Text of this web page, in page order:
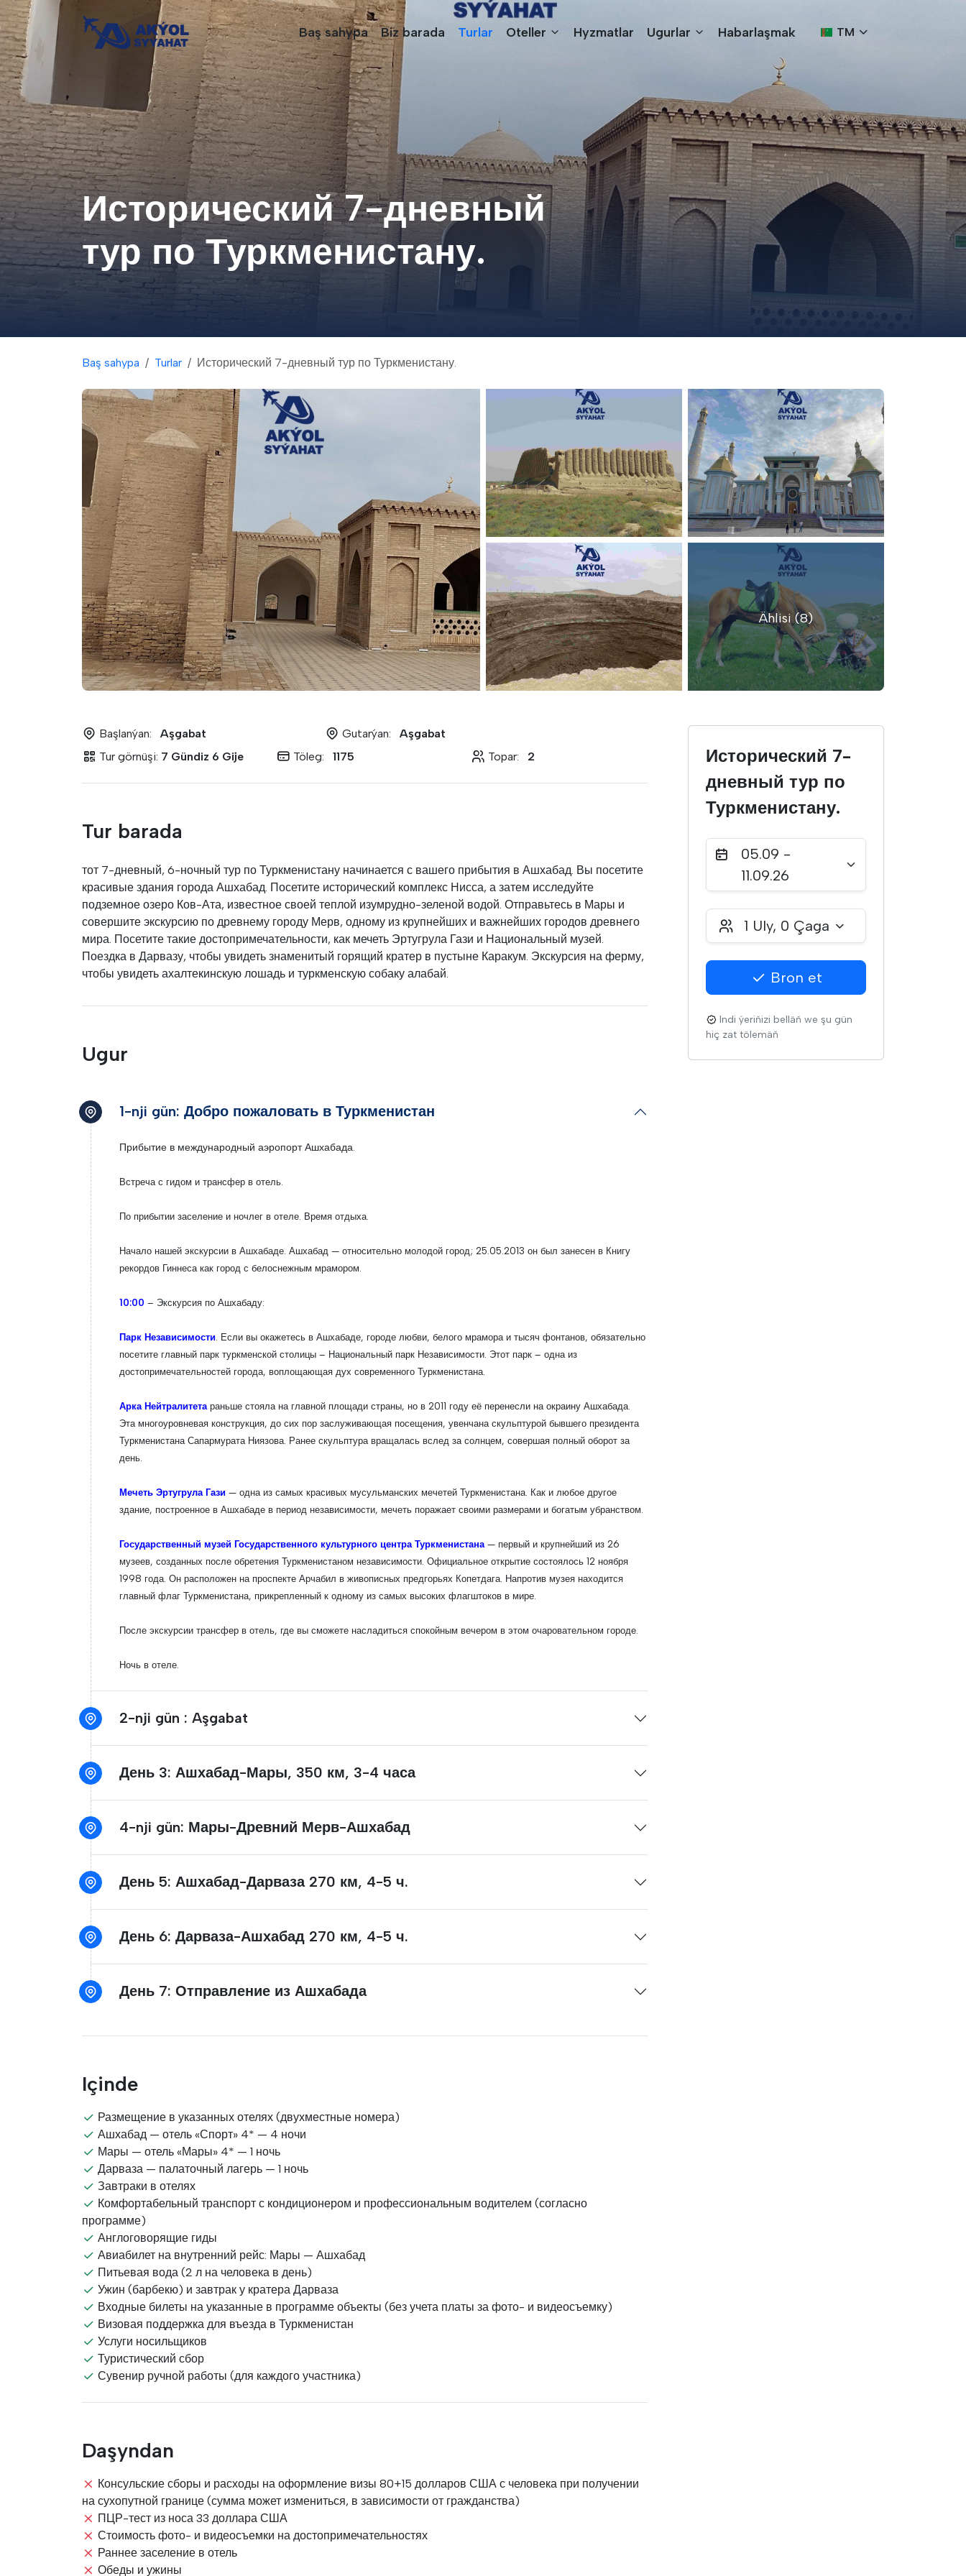
Baş sahypa Biz barada Turlar Oteller Hyzmatlar Ugurlar Habarlaşmak TM
Исторический 7-дневный
тур по Туркменистану.
Baş sahypa Turlar Исторический 7-дневный тур по Туркменистану.
Ählisi (8)
Başlanýan: Aşgabat Gutarýan:
Aşgabat
Tur görnüşi: 7 Gündiz 6 Gije Töleg: 1175 Topar: 2
Tur barada
тот 7-дневный, 6-ночный тур по Туркменистану начинается с вашего прибытия в Ашхабад. Вы посетите
красивые здания города Ашхабад. Посетите исторический комплекс Нисса, а затем исследуйте
подземное озеро Ков-Ата, известное своей теплой изумрудно-зеленой водой. Отправьтесь в Мары и
совершите экскурсию по древнему городу Мерв, одному из крупнейших и важнейших городов древнего
мира. Посетите такие достопримечательности, как мечеть Эртугрула Гази и Национальный музей.
Поездка в Дарвазу, чтобы увидеть знаменитый горящий кратер в пустыне Каракум. Экскурсия на ферму,
чтобы увидеть ахалтекинскую лошадь и туркменскую собаку алабай.
Ugur
1-nji gün: Добро пожаловать в Туркменистан
Прибытие в международный аэропорт Ашхабада.
Встреча с гидом и трансфер в отель.
По прибытии заселение и ночлег в отеле. Время отдыха.
Начало нашей экскурсии в Ашхабаде. Ашхабад — относительно молодой город; 25.05.2013 он был занесен в Книгу
рекордов Гиннеса как город с белоснежным мрамором.
10:00 – Экскурсия по Ашхабаду:
Парк Независимости . Если вы окажетесь в Ашхабаде, городе любви, белого мрамора и тысяч фонтанов, обязательно
посетите главный парк туркменской столицы – Национальный парк Независимости. Этот парк – одна из
достопримечательностей города, воплощающая дух современного Туркменистана.
Арка Нейтралитета раньше стояла на главной площади страны, но в 2011 году её перенесли на окраину Ашхабада.
Эта многоуровневая конструкция, до сих пор заслуживающая посещения, увенчана скульптурой бывшего президента
Туркменистана Сапармурата Ниязова. Ранее скульптура вращалась вслед за солнцем, совершая полный оборот за
день.
Мечеть Эртугрула Гази — одна из самых красивых мусульманских мечетей Туркменистана. Как и любое другое
здание, построенное в Ашхабаде в период независимости, мечеть поражает своими размерами и богатым убранством.
Государственный музей Государственного культурного центра Туркменистана — первый и крупнейший из 26
музеев, созданных после обретения Туркменистаном независимости. Официальное открытие состоялось 12 ноября
1998 года. Он расположен на проспекте Арчабил в живописных предгорьях Копетдага. Напротив музея находится
главный флаг Туркменистана, прикрепленный к одному из самых высоких флагштоков в мире.
После экскурсии трансфер в отель, где вы сможете насладиться спокойным вечером в этом очаровательном городе.
Ночь в отеле.
2-nji gün : Aşgabat
День 3: Ашхабад-Мары, 350 км, 3-4 часа
4-nji gün: Мары-Древний Мерв-Ашхабад
День 5: Ашхабад-Дарваза 270 км, 4-5 ч.
День 6: Дарваза-Ашхабад 270 км, 4-5 ч.
День 7: Отправление из Ашхабада
Içinde
Размещение в указанных отелях (двухместные номера)
Ашхабад — отель «Спорт» 4* — 4 ночи
Мары — отель «Мары» 4* — 1 ночь
Дарваза — палаточный лагерь — 1 ночь
Завтраки в отелях
Комфортабельный транспорт с кондиционером и профессиональным водителем (согласно
программе)
Англоговорящие гиды
Авиабилет на внутренний рейс: Мары — Ашхабад
Питьевая вода (2 л на человека в день)
Ужин (барбекю) и завтрак у кратера Дарваза
Входные билеты на указанные в программе объекты (без учета платы за фото- и видеосъемку)
Визовая поддержка для въезда в Туркменистан
Услуги носильщиков
Туристический сбор
Сувенир ручной работы (для каждого участника)
Daşyndan
Консульские сборы и расходы на оформление визы 80+15 долларов США с человека при получении
на сухопутной границе (сумма может измениться, в зависимости от гражданства)
ПЦР-тест из носа 33 доллара США
Стоимость фото- и видеосъемки на достопримечательностях
Раннее заселение в отель
Обеды и ужины
Исторический 7-
дневный тур по
Туркменистану.
05.09 -
11.09.26
1 Uly, 0 Çaga
Bron et
Indi ýeriňizi belläň we şu gün
hiç zat tölemäň